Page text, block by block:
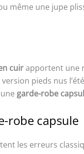
une jupe
cuirapportent une
pieds nus
garde-robe
robe capsule
les erreurs